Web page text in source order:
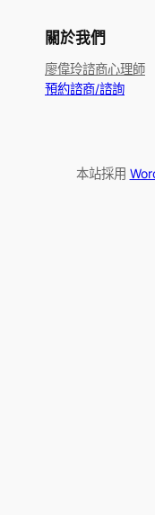
關於我們
廖偉玲諮商心理師
預約諮商/諮詢
本站採用